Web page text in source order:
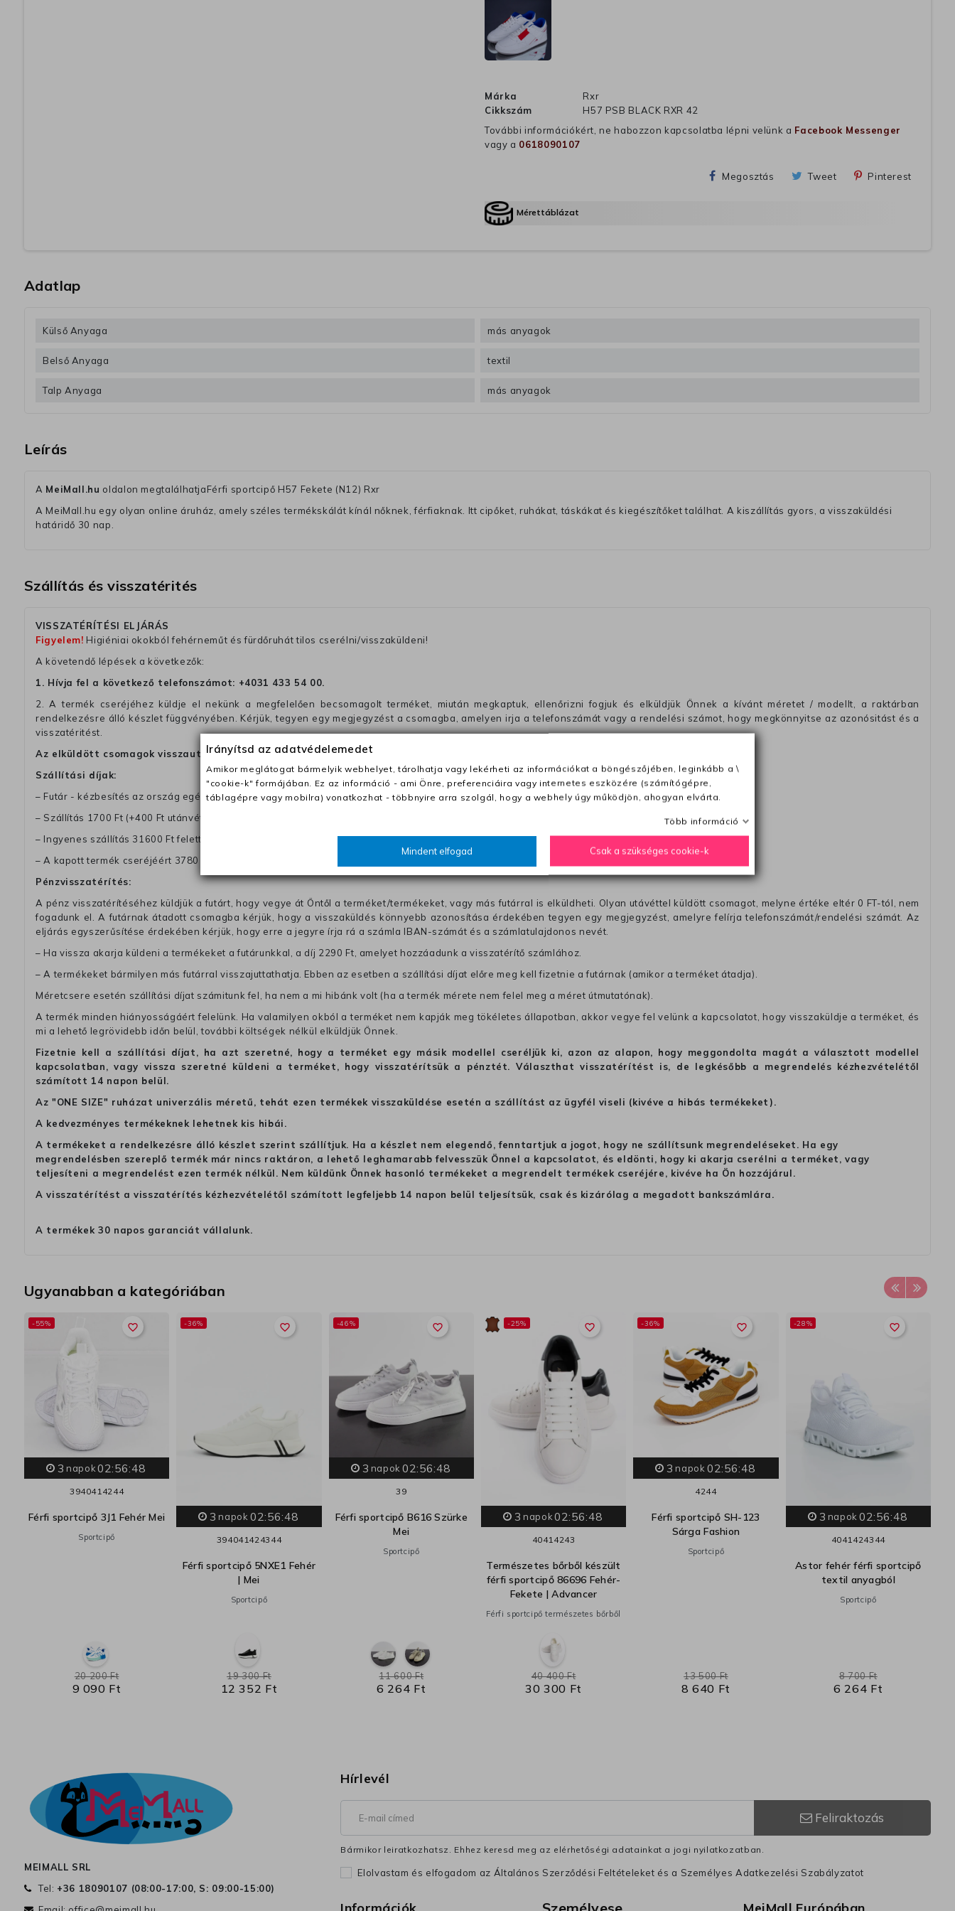
Márka
Rxr
Cikkszám
H57 PSB BLACK RXR 42
További információkért, ne habozzon kapcsolatba lépni velünk a Facebook Messenger
vagy a 0618090107
Megosztás Tweet Pinterest
Mérettáblázat
Adatlap
Külső Anyaga más anyagok
Belső Anyaga textil
Talp Anyaga más anyagok
Leírás
A MeiMall.hu oldalon megtalálhatjaFérfi sportcipő H57 Fekete (N12) Rxr
A MeiMall.hu egy olyan online áruház, amely széles termékskálát kínál nőknek, férfiaknak. Itt cipőket, ruhákat, táskákat és kiegészítőket találhat. A kiszállítás gyors, a visszaküldési
határidő 30 nap.
Szállítás és visszatérités
VISSZATÉRÍTÉSI ELJÁRÁS
Figyelem! Higiéniai okokból fehérneműt és fürdőruhát tilos cserélni/visszaküldeni!
A követendő lépések a következők:
1. Hívja fel a következő telefonszámot: +4031 433 54 00.
2. A termék cseréjéhez küldje el nekünk a megfelelően becsomagolt terméket, miután megkaptuk, ellenőrizni fogjuk és elküldjük Önnek a kívánt méretet / modellt, a raktárban
rendelkezésre álló készlet függvényében. Kérjük, tegyen egy megjegyzést a csomagba, amelyen irja a telefonszámát vagy a rendelési számot, hogy megkönnyitse az azonósitást és a
visszatéritést.
Az elküldött csomagok visszautasításra kerülnek, ha ezeket nem megfelelő módon csomagolják !!
Szállítási díjak:
– Futár - kézbesítés az ország egész területén, 2-3 munkanapon belül a megrendelés e-mailben / sms-ben történő megerősítésétől számítva
– Szállítás 1700 Ft (+400 Ft utánvéttel)
– Ingyenes szállítás 31600 Ft feletti megrendeléseknél (+400 Ft utánvétte)
– A kapott termék cseréjéért 3780 Ft szállítási díjat számolunk fel (oda -vissza út)
Pénzvisszatérítés:
A pénz visszatérítéséhez küldjük a futárt, hogy vegye át Öntől a terméket/termékeket, vagy más futárral is elküldheti. Olyan utávéttel küldött csomagot, melyne értéke eltér 0 FT-tól, nem
fogadunk el. A futárnak átadott csomagba kérjük, hogy a visszaküldés könnyebb azonosítása érdekében tegyen egy megjegyzést, amelyre felírja telefonszámát/rendelési számát. Az
eljárás egyszerűsítése érdekében kérjük, hogy erre a jegyre írja rá a számla IBAN-számát és a számlatulajdonos nevét.
– Ha vissza akarja küldeni a termékeket a futárunkkal, a díj 2290 Ft, amelyet hozzáadunk a visszatérítő számlához.
– A termékeket bármilyen más futárral visszajuttathatja. Ebben az esetben a szállítási díjat előre meg kell fizetnie a futárnak (amikor a terméket átadja).
Méretcsere esetén szállítási díjat számitunk fel, ha nem a mi hibánk volt (ha a termék mérete nem felel meg a méret útmutatónak).
A termék minden hiányosságáért felelünk. Ha valamilyen okból a terméket nem kapják meg tökéletes állapotban, akkor vegye fel velünk a kapcsolatot, hogy visszaküldje a terméket, és
mi a lehető legrövidebb időn belül, további költségek nélkül elküldjük Önnek.
Fizetnie kell a szállítási díjat, ha azt szeretné, hogy a terméket egy másik modellel cseréljük ki, azon az alapon, hogy meggondolta magát a választott modellel
kapcsolatban, vagy vissza szeretné küldeni a terméket, hogy visszatérítsük a pénztét. Választhat visszatérítést is, de legkésőbb a megrendelés kézhezvételétől
számított 14 napon belül.
Az "ONE SIZE" ruházat univerzális méretű, tehát ezen termékek visszaküldése esetén a szállítást az ügyfél viseli (kivéve a hibás termékeket).
A kedvezményes termékeknek lehetnek kis hibái.
A termékeket a rendelkezésre álló készlet szerint szállítjuk. Ha a készlet nem elegendő, fenntartjuk a jogot, hogy ne szállítsunk megrendeléseket. Ha egy
megrendelésben szereplő termék már nincs raktáron, a lehető leghamarabb felvesszük Önnel a kapcsolatot, és eldönti, hogy ki akarja cserélni a terméket, vagy
teljesíteni a megrendelést ezen termék nélkül. Nem küldünk Önnek hasonló termékeket a megrendelt termékek cseréjére, kivéve ha Ön hozzájárul.
A visszatérítést a visszatérítés kézhezvételétől számított legfeljebb 14 napon belül teljesítsük, csak és kizárólag a megadott bankszámlára.
A termékek 30 napos garanciát vállalunk.
Ugyanabban a kategóriában
favorite_border
-55%
3 napok02:56:47
3940414244
Férfi sportcipő 3J1 Fehér Mei
Sportcipő
9 090 Ft
20 200 Ft
favorite_border
-36%
3 napok02:56:47
3940414243 44
Férfi sportcipő 5NXE1 Fehér
| Mei
Sportcipő
12 352 Ft
19 300 Ft
favorite_border
-46%
3 napok02:56:47
39
Férfi sportcipő B616 Szürke
Mei
Sportcipő
6 264 Ft
11 600 Ft
favorite_border
-25%
3 napok02:56:47
40414243
Természetes bőrből készült
férfi sportcipő 86696 Fehér-
Fekete | Advancer
Férfi sportcipő természetes bőrből
30 300 Ft
40 400 Ft
favorite_border
-36%
3 napok02:56:47
4244
Férfi sportcipő SH-123
Sárga Fashion
Sportcipő
8 640 Ft
13 500 Ft
favorite_border
-28%
3 napok02:56:47
40414243 44
Astor fehér férfi sportcipő
textil anyagból
Sportcipő
6 264 Ft
8 700 Ft
MEIMALL SRL
Tel: +36 18090107 (08:00-17:00, S: 09:00-15:00)
Hírlevél
Feliraktozás
Bármikor leiratkozhatsz. Ehhez keresd meg az elérhetőségi adatainkat a jogi nyilatkozatban.
Elolvastam és elfogadom az Általános Szerződési Feltételeket és a Személyes Adatkezelési Szabályzatot
Irányítsd az adatvédelemedet
Amikor meglátogat bármelyik webhelyet, tárolhatja vagy lekérheti az információkat a böngészőjében, leginkább a \
"cookie-k" formájában. Ez az információ - ami Önre, preferenciáira vagy internetes eszközére (számítógépre,
táblagépre vagy mobilra) vonatkozhat - többnyire arra szolgál, hogy a webhely úgy működjön, ahogyan elvárta.
Több információ
Mindent elfogad Csak a szükséges cookie-k